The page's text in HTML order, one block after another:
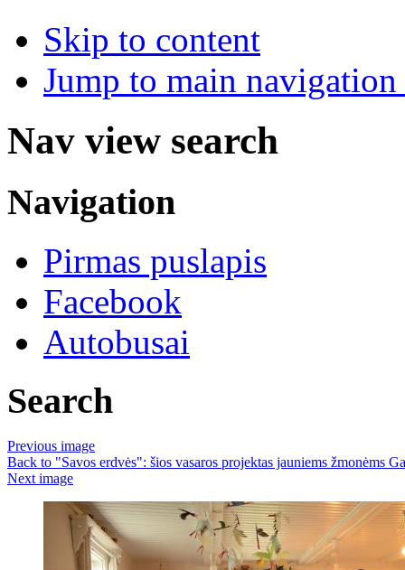
Skip to content
Jump to main
Nav view search
Navigation
Pirmas puslapis
Facebook
Autobusai
Search
Previous image
Back to "Savos erdvės": šios vasaros projektas jauniems žmonėms
Next image